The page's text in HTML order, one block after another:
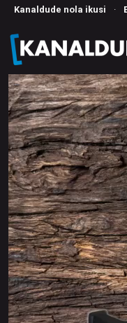
Kanaldude nola ikusi ·